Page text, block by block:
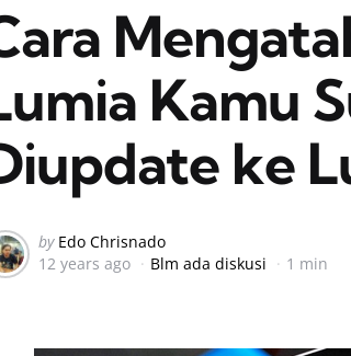
Kamu
ke
Posted
by
by Edo Chrisnado
12 years ago
Blm ada diskusi 1 min